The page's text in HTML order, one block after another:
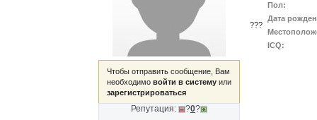
Чтобы отправить сообщение, Вам
необходимо войти в систему или
зарегистрироваться
Репутация: ?0?
???
Пол:
Дата
ICQ: